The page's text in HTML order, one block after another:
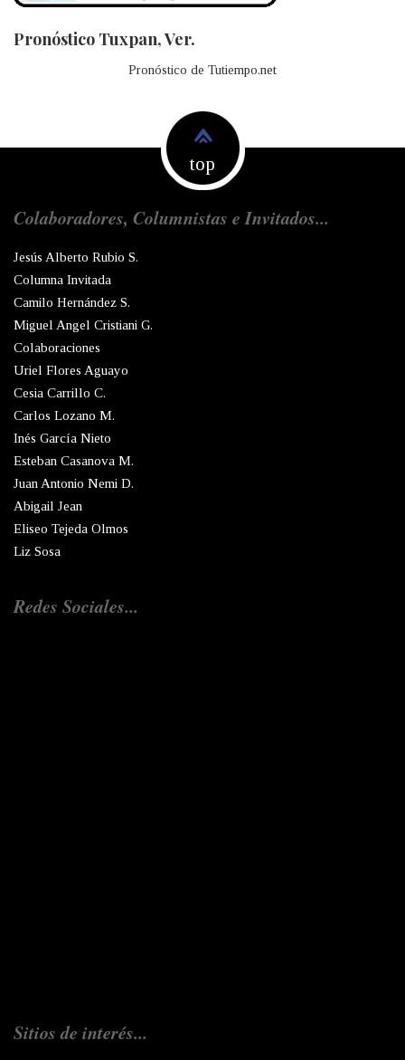
Pronóstico Tuxpan, Ver.
Pronóstico de Tutiempo.net
top
Colaboradores, Columnistas e Invitados...
Jesús Alberto Rubio S.
Columna Invitada
Camilo Hernández S.
Miguel Angel Cristiani G.
Colaboraciones
Uriel Flores Aguayo
Cesia Carrillo C.
Carlos Lozano M.
Inés García Nieto
Esteban Casanova M.
Juan Antonio Nemi D.
Abigail Jean
Eliseo Tejeda Olmos
Liz Sosa
Redes Sociales...
Sitios de interés...